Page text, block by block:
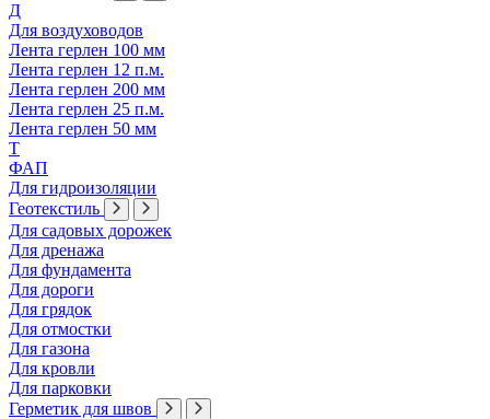
Д
Для воздуховодов
Лента герлен 100 мм
Лента герлен 12 п.м.
Лента герлен 200 мм
Лента герлен 25 п.м.
Лента герлен 50 мм
Т
ФАП
Для гидроизоляции
Геотекстиль
Для садовых дорожек
Для дренажа
Для фундамента
Для дороги
Для грядок
Для отмостки
Для газона
Для кровли
Для парковки
Герметик для швов